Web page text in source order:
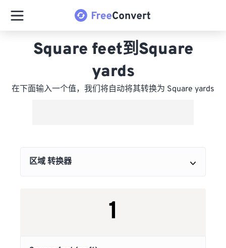
Square feet到Square
yards
在下面输入一个值，我们将自动将其转换为 Square yards